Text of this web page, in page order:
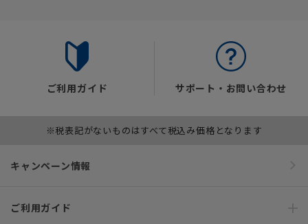
ご利用ガイド サポート・お問い合わせ
※税表記がないものはすべて税込み価格となります
キャンペーン情報
ご利用ガイド